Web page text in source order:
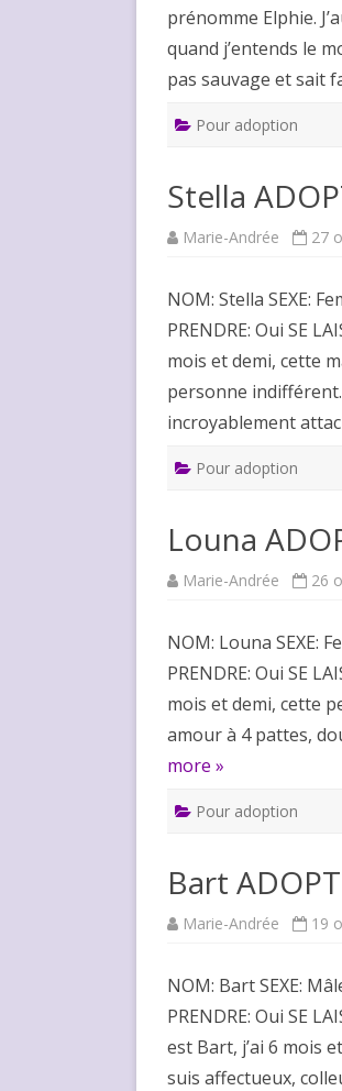
prénomme Elphie.
quand j’entends le
pas sauvage et sait
Pour adoption
Stella
Marie-Andrée 27
NOM: Stella SEXE:
PRENDRE: Oui SE
mois et demi, cette
personne
incroyablement
Pour adoption
Louna
Marie-Andrée 26
NOM: Louna SEXE:
PRENDRE: Oui SE
mois et demi, cette
amour à 4 pattes,
more »
Pour adoption
Bart
Marie-Andrée 19
NOM: Bart SEXE:
PRENDRE: Oui SE
est Bart, j’ai 6 mois
suis affectueux,